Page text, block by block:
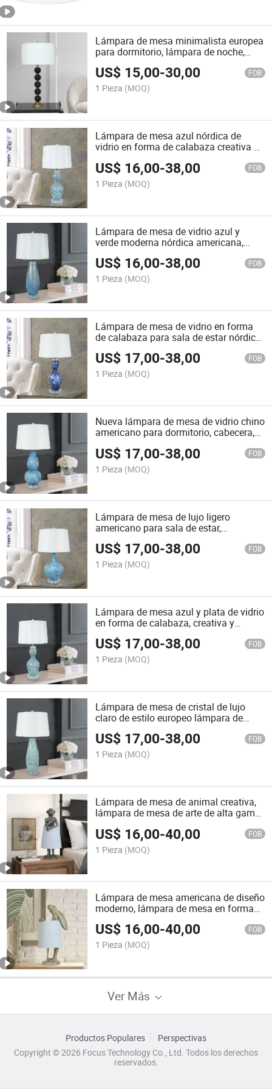
Lámpara de mesa minimalista europea
para dormitorio, lámpara de noche,
lámpara para sala de estar, lámpara
para habitación de invitados, lámpara
de mesa, lámpara de pie
US$ 15,00-30,00 FOB
1 Pieza (MOQ)
Lámpara de mesa azul nórdica de
vidrio en forma de calabaza creativa y
US$ 16,00-38,00 FOB
1 Pieza (MOQ)
Lámpara de mesa de vidrio azul y
verde moderna nórdica americana,
lámpara creativa de moda, decoración
para dormitorio, villa, sala de estar y
mesita de noche
US$ 16,00-38,00 FOB
1 Pieza (MOQ)
Lámpara de mesa de vidrio en forma
de calabaza para sala de estar nórdica
simple y moderna, modelo de
diseñador americano, decoración para
estudio, dormitorio y mesita de noche,
lámpara de pie
US$ 17,00-38,00 FOB
1 Pieza (MOQ)
Nueva lámpara de mesa de vidrio chino
americano para dormitorio, cabecera,
decoración de lámpara de mesa para
hotel, villa, club, entrada de salón,
lámpara de pie
US$ 17,00-38,00 FOB
1 Pieza (MOQ)
Lámpara de mesa de lujo ligero
americano para sala de estar,
dormitorio, lámpara de mesa de noche,
lámpara simple moderna para
dormitorio principal, lámpara creativa
de villa retro nórdica azul, lámpara de
US$ 17,00-38,00 FOB
1 Pieza (MOQ)
Lámpara de mesa azul y plata de vidrio
en forma de calabaza, creativa y
simple, estilo mediterráneo, para
dormitorio
US$ 17,00-38,00 FOB
1 Pieza (MOQ)
Lámpara de mesa de cristal de lujo
claro de estilo europeo lámpara de
cabecera nórdica Sala de estar Mesa
de decoración de habitación Modelo
Hotel de gama alta simple y moderna
Lámpara de pie
US$ 17,00-38,00 FOB
1 Pieza (MOQ)
Lámpara de mesa de animal creativa,
lámpara de mesa de arte de alta gama,
escultura de mono, lámpara nórdica
US$ 16,00-40,00 FOB
1 Pieza (MOQ)
Lámpara de mesa americana de diseño
moderno, lámpara de mesa en forma
de conejo, lámpara nórdica
US$ 16,00-40,00 FOB
1 Pieza (MOQ)
Ver Más
Productos Populares
Perspectivas
Copyright © 2026 Focus Technology Co., Ltd. Todos los derechos
reservados.